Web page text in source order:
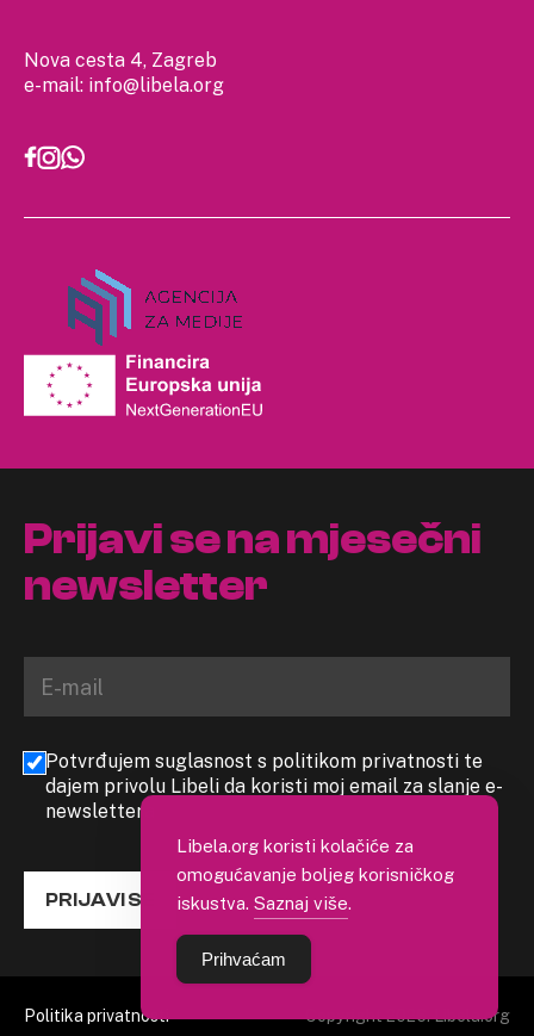
Nova cesta 4, Zagreb
e-mail: info@libela.org
Prijavi se na mjesečni
newsletter
Potvrđujem suglasnost s politikom privatnosti te
dajem privolu Libeli da koristi moj email za slanje e-
newslettera
PRIJAVI SE
Politika privatnosti Copyright 2026. Libela.org
Libela.org koristi kolačiće za
omogućavanje boljeg korisničkog
iskustva. Saznaj više.
Prihvaćam